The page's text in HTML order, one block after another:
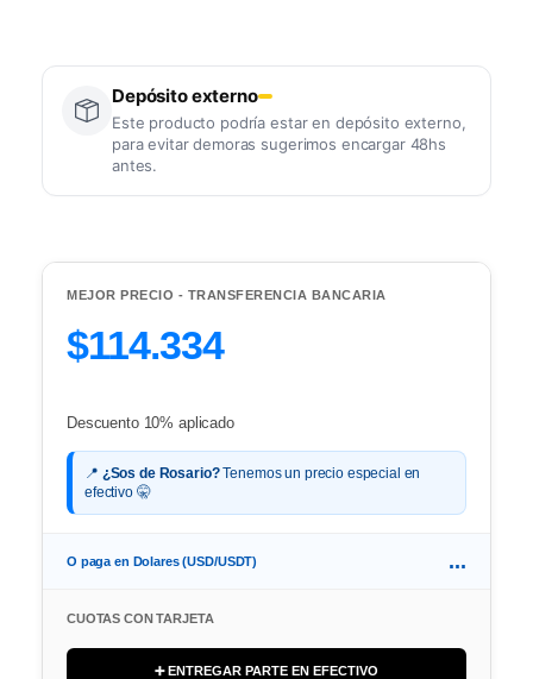
Depósito externo
Este producto podría estar en depósito externo,
para evitar demoras sugerimos encargar 48hs
antes.
MEJOR PRECIO - TRANSFERENCIA BANCARIA
$114.334
Descuento 10% aplicado
📍 ¿Sos de Rosario?Tenemos un precio especial en
efectivo 🤫
O paga en Dolares (USD/USDT) ...
CUOTAS CON TARJETA
➕ ENTREGAR PARTE EN EFECTIVO